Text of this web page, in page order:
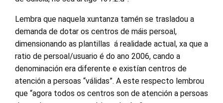
Lembra que naquela xuntanza tamén se trasladou a
demanda de dotar os centros de máis persoal,
dimensionando as plantillas á realidade actual, xa que a
ratio de persoal/usuario é do ano 2006, cando a
denominación era diferente e existían centros de
atención a persoas “válidas”. A este respecto lembrou
que “agora todos os centros son de atención a persoas